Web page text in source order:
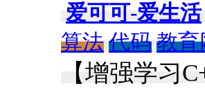
爱可可-爱生活
算法 代码 教育
【增强学习